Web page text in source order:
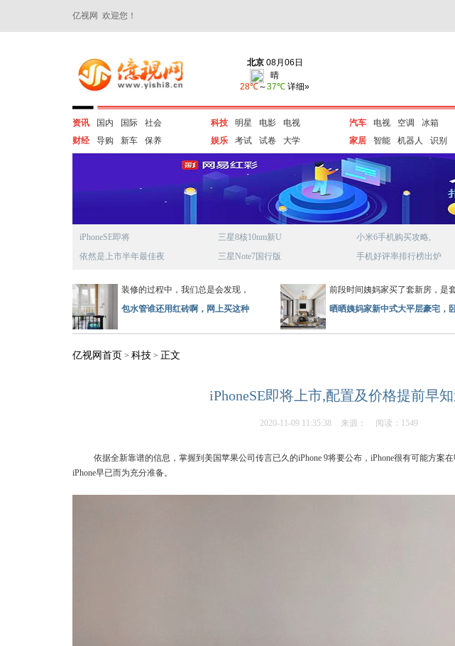
亿视网 欢迎您！
资讯 国内 国际
社会
财经
导购 新车 保养
科技 明星 电影
电视
娱乐
考试 试卷 大学
汽车 电视 空调
冰箱
家居
智能 机器人 识别
iPhoneSE即将
依然是上市半年最佳夜
三星8核10nm新U
三星Note7国行版
小米6手机购买攻略,
手机好评率排行榜出炉
装修的过程中，我们总是会发现，
包水管谁还用红砖啊，网上买这种
前段时间姨妈家买了套新房，是
晒晒姨妈家新中式大平层豪宅，
亿视网首页 > 科技 > 正文
iPhoneSE即将上市,配置及价格提前早
2020-11-09 11:35:38 来源： 阅读：1549
依据全新靠谱的信息，掌握到美国苹果公司传言已久的iPhone 9将要公布，iPhone很有可能方案
iPhone早已而为充分准备。